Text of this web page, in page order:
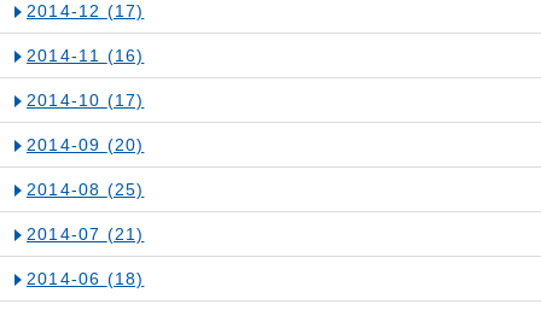
2014-12 (17)
2014-11 (16)
2014-10 (17)
2014-09 (20)
2014-08 (25)
2014-07 (21)
2014-06 (18)